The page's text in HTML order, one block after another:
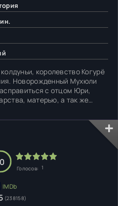
королевство Когурё
Новорожденный Мухюли
с отцом Юри,
матерью, а так же
людям.
Голосов: 1
(238158)